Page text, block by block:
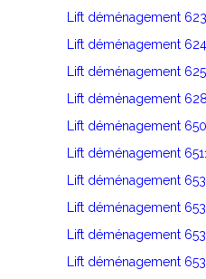
Lift déménagement
Lift déménagement
Lift déménagement
Lift déménagement
Lift déménagement
Lift déménagement
Lift déménagement
Lift déménagement
Lift déménagement
Lift déménagement